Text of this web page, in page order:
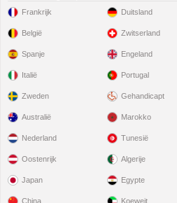
Frankrijk
België
Spanje
Italië
Zweden
Duitsland
Zwitserland
Engeland
Portugal
Gehandicapt
Australië
Nederland
Oostenrijk
Japan
China
Marokko
Tunesië
Algerije
Egypte
Koeweit